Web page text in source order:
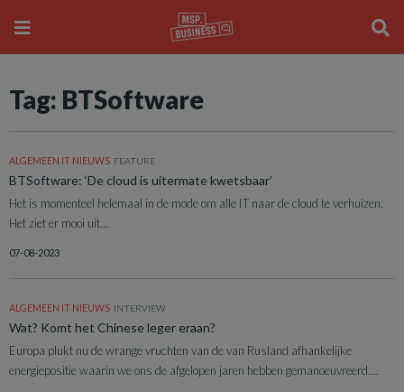
Tag: BTSoftware
ALGEMEEN IT NIEUWS FEATURE
BTSoftware: ‘De cloud is uitermate kwetsbaar’
Het is momenteel helemaal in de mode om alle IT naar de cloud te verhuizen.
Het ziet er mooi uit...
07-08-2023
ALGEMEEN IT NIEUWS INTERVIEW
Wat? Komt het Chinese leger eraan?
Europa plukt nu de wrange vruchten van de van Rusland afhankelijke
energiepositie waarin we ons de afgelopen jaren hebben gemanoeuvreerd....